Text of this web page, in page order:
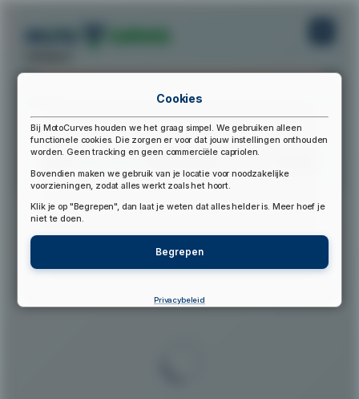
▲
Cookies
Bij MotoCurves houden we het graag simpel. We gebruiken alleen
functionele cookies. Die zorgen er voor dat jouw instellingen onthouden
worden. Geen tracking en geen commerciële capriolen.
Bovendien maken we gebruik van je locatie voor noodzakelijke
voorzieningen, zodat alles werkt zoals het hoort.
Klik je op "Begrepen", dan laat je weten dat alles helder is. Meer hoef je
niet te doen.
Begrepen
Privacybeleid